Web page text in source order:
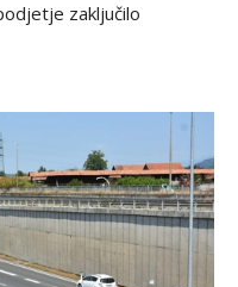
zaključilo